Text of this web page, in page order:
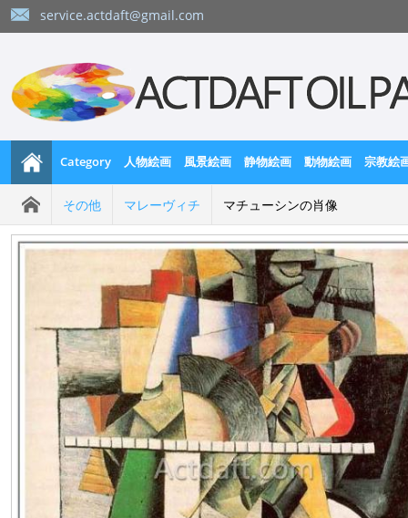
service.actdaft@gmail.com
Category 人物絵画 風景絵画 静物絵画 動物絵画 宗教絵
その他 マレーヴィチ マチューシンの肖像